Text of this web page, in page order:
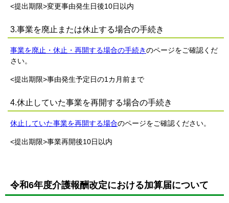
<提出期限>変更事由発生日後10日以内
3.事業を廃止または休止する場合の手続き
事業を廃止・休止・再開する場合の手続きのページをご確認くだ
さい。
<提出期限>事由発生予定日の1カ月前まで
4.休止していた事業を再開する場合の手続き
休止していた事業を再開する場合のページをご確認ください。
<提出期限>事業再開後10日以内
令和6年度介護報酬改定における加算届について